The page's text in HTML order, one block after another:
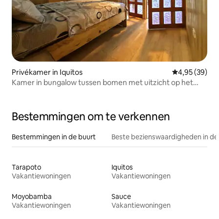
Privékamer in Iquitos Gemiddelde
4,95 (39)
Kamer in bungalow tussen bomen met uitzicht op het
Bestemmingen om te verkennen
Bestemmingen in de buurt Beste bezienswaardigheden in
Tarapoto
Vakantiewoningen
Iquitos
Vakantiewoningen
Moyobamba
Vakantiewoningen
Sauce
Vakantiewoningen